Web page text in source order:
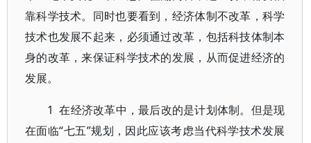
靠科学技术。同时也要看到，经济体制不改革，科学
技术也发展不起来，必须通过改革，包括科技体制本
身的改革，来保证科学技术的发展，从而促进经济的
发展。
1 在经济改革中，最后改的是计划体制。但是现
在面临“七五”规划，因此应该考虑当代科学技术发展